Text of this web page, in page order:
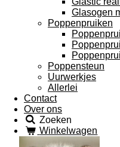
Glasogen
Poppenpruiken
Poppensteun
Uurwerkjes
Allerlei
Contact
Over ons
Zoeken
Winkelwagen